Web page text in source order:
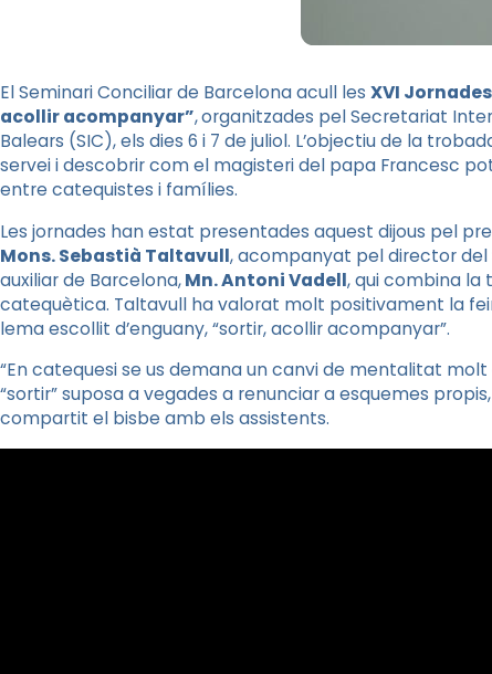
El Seminari Conciliar de Barcelona acull les XVI
acollir acompanyar”,organitzades pel Secretariat
Balears (SIC), els dies 6 i 7 de juliol. L’objectiu de la
servei i descobrir com el magisteri del papa Francesc
entre catequistes i famílies.
Les jornades han estat presentades aquest dijous pel
Mons. Sebastià Taltavull, acompanyat pel director del
auxiliar de Barcelona,Mn. Antoni Vadell, qui combina la
catequètica. Taltavull ha valorat molt positivament la
lema escollit d’enguany, “sortir, acollir acompanyar”.
“En catequesi se us demana un canvi de mentalitat
“sortir” suposa a vegades a renunciar a esquemes
compartit el bisbe amb els assistents.